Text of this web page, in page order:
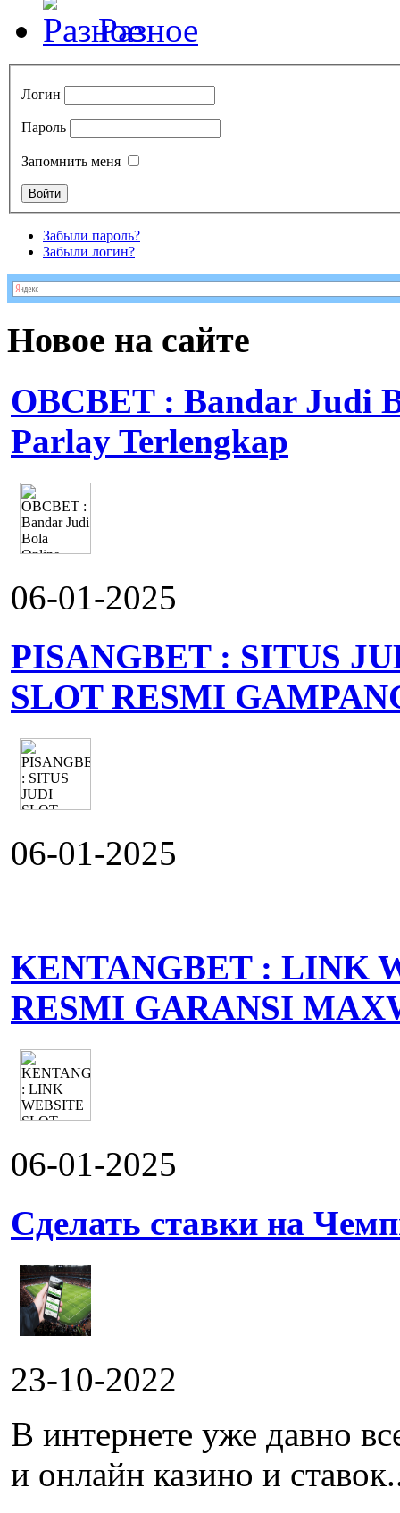
Разное
Логин
Пароль
Запомнить меня
Забыли пароль?
Забыли логин?
Новое на сайте
OBCBET : Bandar Judi
Parlay Terlengkap
06-01-2025
PISANGBET : SITUS
SLOT RESMI
06-01-2025
KENTANGBET : LINK
RESMI GARANSI
06-01-2025
Сделать ставки на
23-10-2022
В интернете уже давно
и онлайн казино и